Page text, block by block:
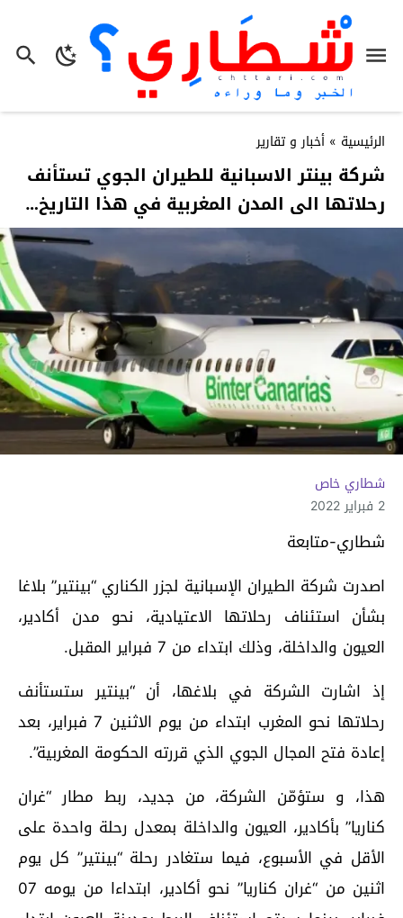
الرئيسية » أخبار و تقارير
شركة بينتر الاسبانية للطيران الجوي تستأنف
رحلاتها الى المدن المغربية في هذا التاريخ…
شطاري خاص
2 فبراير 2022
شطاري-متابعة
اصدرت شركة الطيران الإسبانية لجزر الكناري “بينتير” بلاغا
بشأن استئناف رحلاتها الاعتيادية، نحو مدن أكادير،
العيون والداخلة، وذلك ابتداء من 7 فبراير المقبل.
إذ اشارت الشركة في بلاغها، أن “بينتير ستستأنف
رحلاتها نحو المغرب ابتداء من يوم الاثنين 7 فبراير، بعد
إعادة فتح المجال الجوي الذي قررته الحكومة المغربية”.
هذا، و ستؤمّن الشركة، من جديد، ربط مطار “غران
كناريا” بأكادير، العيون والداخلة بمعدل رحلة واحدة على
الأقل في الأسبوع، فيما ستغادر رحلة “بينتير” كل يوم
اثنين من “غران كناريا” نحو أكادير، ابتداءا من يومه 07